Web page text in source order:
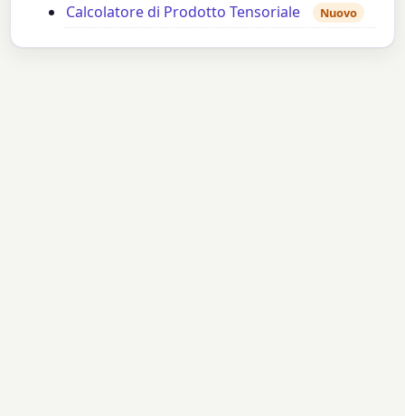
Calcolatore di Prodotto Tensoriale Nuovo